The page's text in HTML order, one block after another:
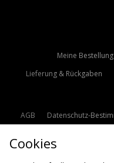
Meine
Lieferung & Rückgaben
AGB Datenschutz-
Cookies